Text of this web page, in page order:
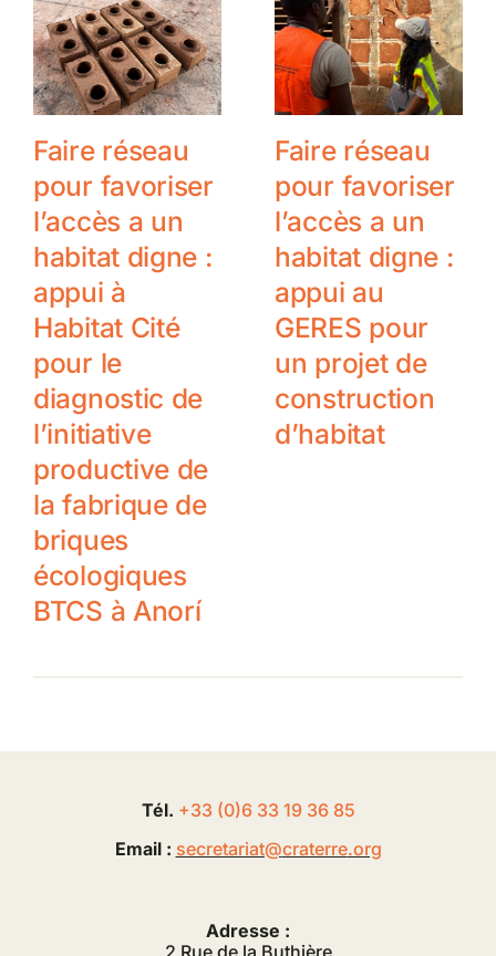
Faire réseau
pour favoriser
l’accès a un
habitat digne :
appui à
Habitat Cité
pour le
diagnostic de
l’initiative
productive de
la fabrique de
briques
écologiques
BTCS à Anorí
Faire réseau
pour favoriser
l’accès a un
habitat digne :
appui au
GERES pour
un projet de
construction
d’habitat
Tél. +33 (0)6 33 19 36 85
Email : secretariat@craterre.org
Adresse :